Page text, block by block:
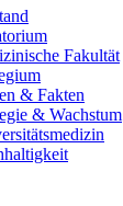
Fakultät
& Fakten
& Wachstum